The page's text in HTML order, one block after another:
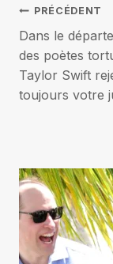
de
l’article
PRÉCÉDENT
Dans le
des poètes
Taylor Swift
toujours votre